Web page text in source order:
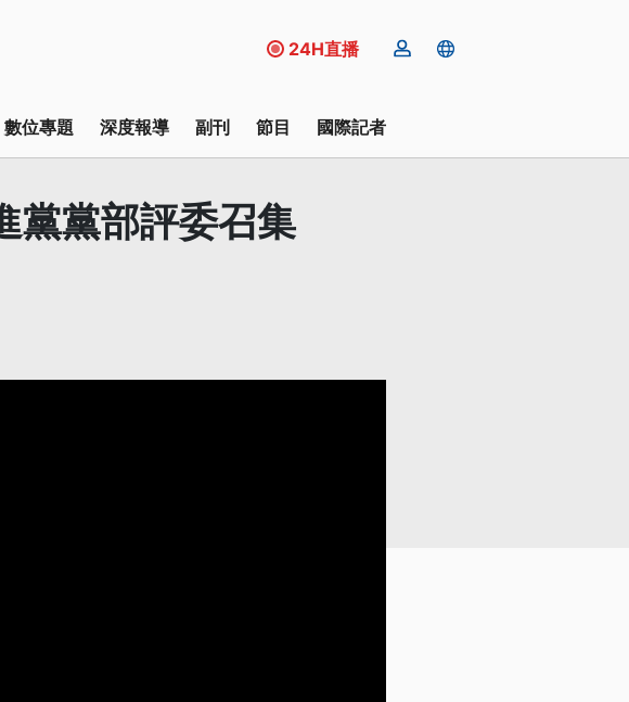
24H直播
數位專題 深度報導 副刊 節目 國際記者
黨黨部評委召集